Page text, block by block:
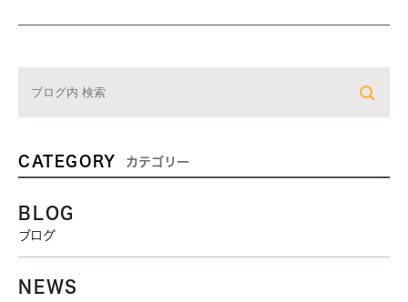
CATEGORY カテゴリー
BLOG
ブログ
NEWS